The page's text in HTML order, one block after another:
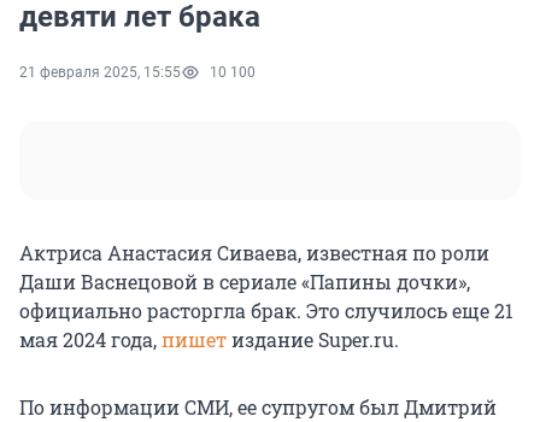
девяти лет брака
21 февраля 2025, 15:55 10 100
Актриса Анастасия Сиваева, известная по роли
Даши Васнецовой в сериале «Папины дочки»,
официально расторгла брак. Это случилось еще 21
мая 2024 года,пишетиздание Super.ru.
По информации СМИ, ее супругом был Дмитрий